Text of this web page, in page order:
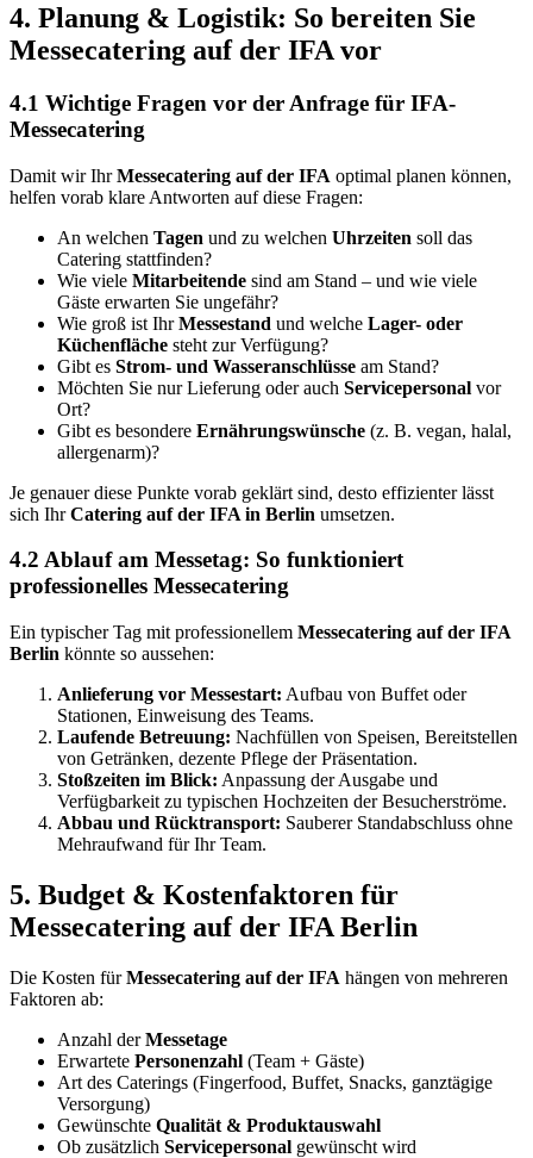
4. Planung & Logistik: So bereiten Sie
Messecatering auf der IFA vor
4.1 Wichtige Fragen vor der Anfrage für IFA-
Messecatering
Damit wir IhrMessecatering auf der IFA optimal planen können,
helfen vorab klare Antworten auf diese Fragen:
An welchen Tagen und zu welchen Uhrzeiten soll das
Catering stattfinden?
Wie viele Mitarbeitende sind am Stand – und wie viele
Gäste erwarten Sie ungefähr?
Wie groß ist IhrMessestand und welche Lager- oder
Küchenfläche steht zur Verfügung?
Gibt es Strom- und Wasseranschlüsse am Stand?
Möchten Sie nur Lieferung oder auch Servicepersonal vor
Ort?
Gibt es besondere Ernährungswünsche (z. B. vegan, halal,
allergenarm)?
Je genauer diese Punkte vorab geklärt sind, desto effizienter lässt
sich IhrCatering auf der IFA in Berlin umsetzen.
4.2 Ablauf am Messetag: So funktioniert
professionelles Messecatering
Ein typischer Tag mit professionellem Messecatering auf der IFA
Berlin könnte so aussehen:
Anlieferung vor Messestart: Aufbau von Buffet oder
Stationen, Einweisung des Teams.
Laufende Betreuung: Nachfüllen von Speisen, Bereitstellen
von Getränken, dezente Pflege der Präsentation.
Stoßzeiten im Blick: Anpassung der Ausgabe und
Verfügbarkeit zu typischen Hochzeiten der Besucherströme.
Abbau und Rücktransport: Sauberer Standabschluss ohne
Mehraufwand für Ihr Team.
5. Budget & Kostenfaktoren für
Messecatering auf der IFA Berlin
Die Kosten fürMessecatering auf der IFA hängen von mehreren
Faktoren ab:
Anzahl derMessetage
Erwartete Personenzahl (Team + Gäste)
Art des Caterings (Fingerfood, Buffet, Snacks, ganztägige
Versorgung)
Gewünschte Qualität & Produktauswahl
Ob zusätzlich Servicepersonal gewünscht wird